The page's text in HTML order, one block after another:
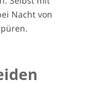
Nacht von